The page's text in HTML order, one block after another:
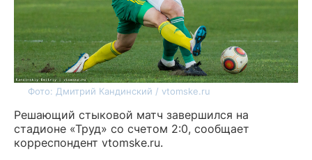
Фото: Дмитрий Кандинский / vtomske.ru
Решающий стыковой матч завершился на
стадионе «Труд» со счетом 2:0, сообщает
корреспондент vtomske.ru.